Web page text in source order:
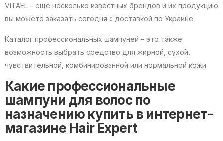
VITAEL – еще несколько известных брендов и их продукцию
вы можете заказать сегодня с доставкой по Украине.
Каталог профессиональных шампуней – это также
возможность выбрать средство для жирной, сухой,
чувствительной, комбинированной или нормальной кожи.
Какие профессиональные
шампуни для волос по
назначению купить в интернет-
магазине Hair Expert